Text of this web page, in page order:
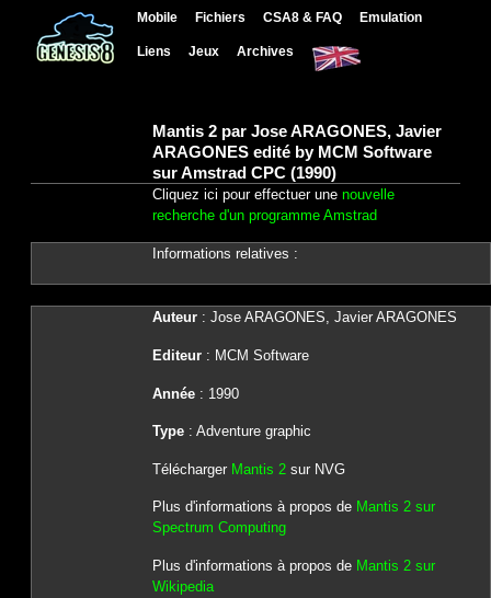
Mobile Fichiers CSA8 & FAQ Emulation
Liens Jeux Archives
Mantis 2 par Jose ARAGONES, Javier
ARAGONES edité by MCM Software
sur Amstrad CPC (1990)
Cliquez ici pour effectuer une nouvelle
recherche d'un programme Amstrad
Informations relatives :
Auteur: Jose ARAGONES, Javier ARAGONES
Editeur: MCM Software
Année: 1990
Type: Adventure graphic
Télécharger Mantis 2sur NVG
Plus d'informations à propos de Mantis 2 sur
Spectrum Computing
Plus d'informations à propos de Mantis 2 sur
Wikipedia